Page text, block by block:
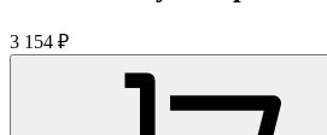
3 154 ₽